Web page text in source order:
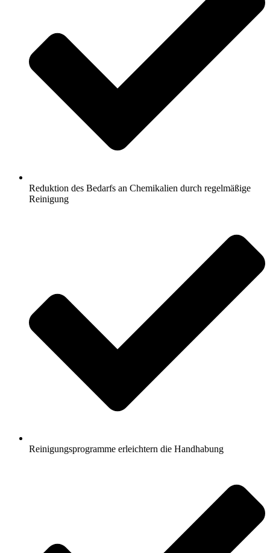
Reduktion des Bedarfs an Chemikalien durch regelmäßige
Reinigung
Reinigungsprogramme erleichtern die Handhabung